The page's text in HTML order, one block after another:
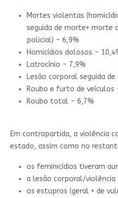
Mortes violentas
seguida de morte+ morte
policial) - 6,9%
Homicídios dolosos -
Latrocínio - 7,9%
Lesão corporal seguida
Roubo e furto de veículos
Roubo total - 6,7%
Em contrapartida, a violência
estado, assim como no
os feminicídios tiveram
a lesão corporal/violência
os estupros (geral + de